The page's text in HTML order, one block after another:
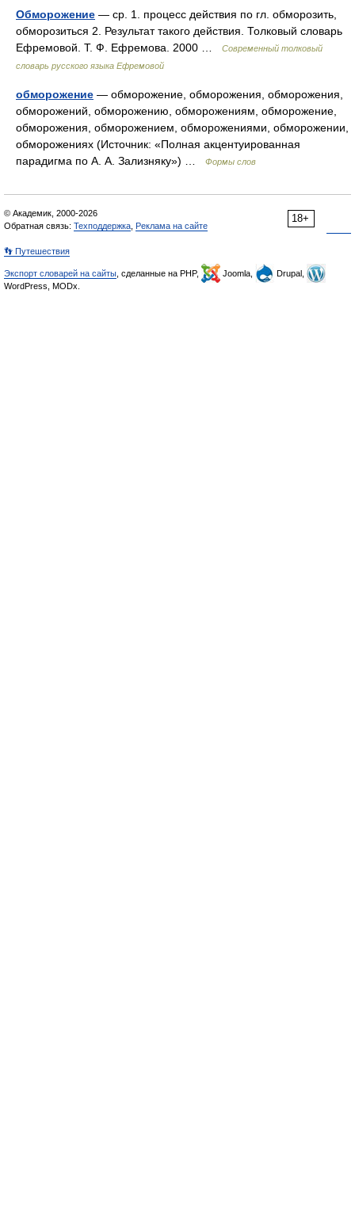
Обморожение — ср. 1. процесс действия по гл. обморозить,
обморозиться 2. Результат такого действия. Толковый словарь
Ефремовой. Т. Ф. Ефремова. 2000 …
Современный толковый
словарь русского языка Ефремовой
обморожение — обморожение, обморожения, обморожения,
обморожений, обморожению, обморожениям, обморожение,
обморожения, обморожением, обморожениями, обморожении,
обморожениях (Источник: «Полная акцентуированная
парадигма по А. А. Зализняку») …
Формы слов
18+
© Академик, 2000-2026
Обратная связь: Техподдержка Реклама на сайте
👣 Путешествия
Экспорт словарей на сайты , сделанные на PHP, Joomla,
Drupal,
WordPress, MODx.